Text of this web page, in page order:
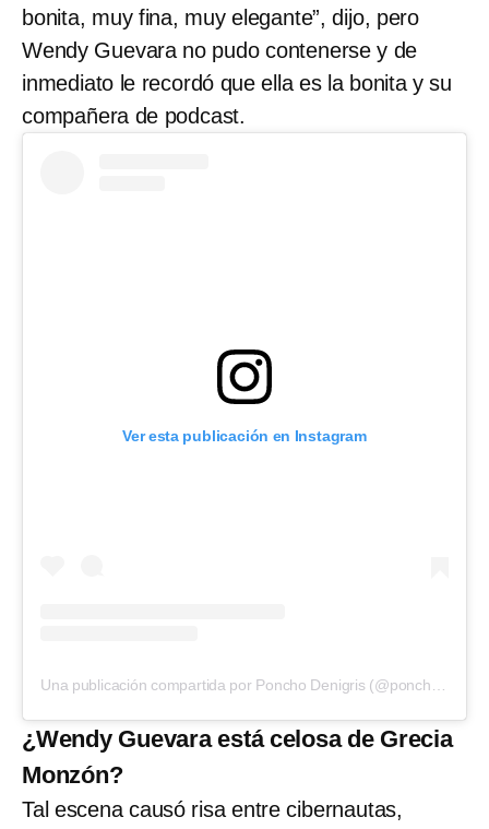
bonita, muy fina, muy elegante”, dijo, pero
Wendy Guevara no pudo contenerse y de
inmediato le recordó que ella es la bonita y su
compañera de podcast.
Ver esta publicación en Instagram
¿Wendy Guevara está celosa de Grecia
Monzón?
Tal escena causó risa entre cibernautas,